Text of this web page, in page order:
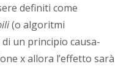
definiti come
(o algoritmi
un principio causa-
x allora l’effetto sarà